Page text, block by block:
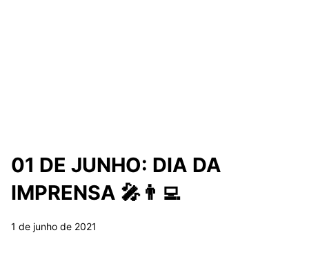
01 DE JUNHO: DIA DA
IMPRENSA 🎤👨‍💻
1 de junho de 2021